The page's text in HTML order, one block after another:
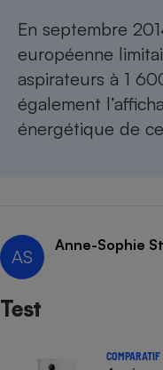
En septembre
européenne
aspirateurs à 1
également
énergétique de
AS
Anne-Sophie
Test
COMPARATIF